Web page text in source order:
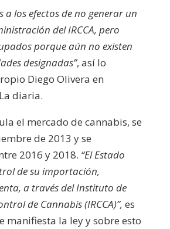
a los efectos de no generar un
del IRCCA, pero
porque aún no existen
designadas”, así lo
Diego Olivera en
diaria.
el mercado de cannabis, se
de 2013 y se
2016 y 2018. “El Estado
de su importación,
a través del Instituto de
de Cannabis (IRCCA)”, es
manifiesta la ley y sobre esto